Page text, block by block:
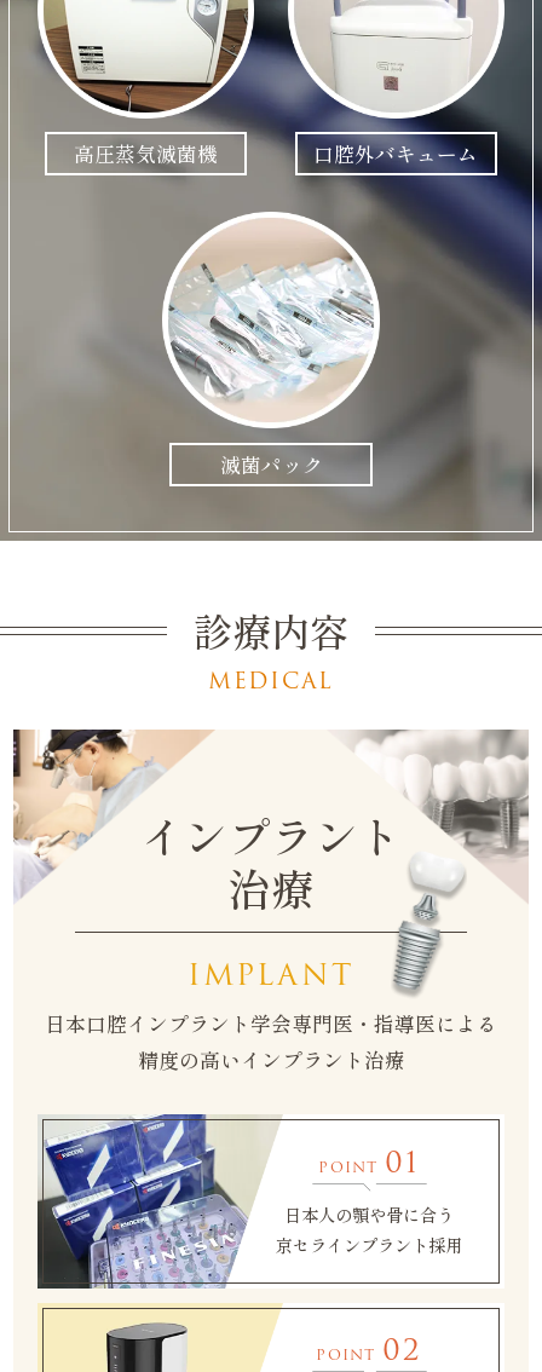
高圧蒸気滅菌機 口腔外バキューム
滅菌パック
診療内容
MEDICAL
インプラント
治療
IMPLANT
日本口腔インプラント学会専門医・指導医による
精度の高いインプラント治療
POINT 01
日本人の顎や骨に合う
京セラインプラント採用
POINT 02